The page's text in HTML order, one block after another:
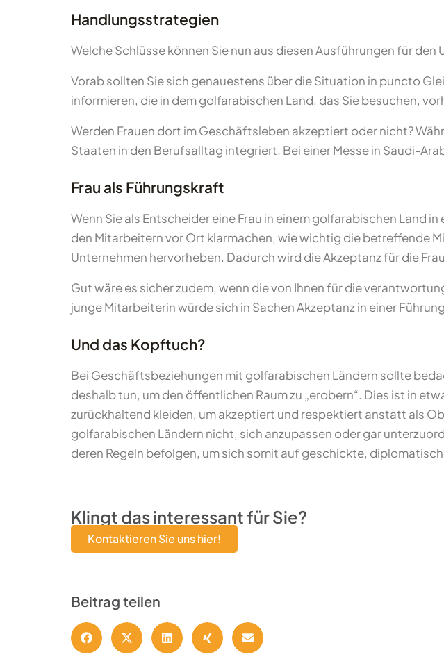
Handlungsstrategien
Welche Schlüsse können Sie nun aus diesen Ausführungen für
Vorab sollten Sie sich genauestens über die Situation in puncto
informieren, die in dem golfarabischen Land, das Sie besuchen,
Werden Frauen dort im Geschäftsleben akzeptiert oder nicht?
Staaten in den Berufsalltag integriert. Bei einer Messe in Saudi-
Frau als Führungskraft
Wenn Sie als Entscheider eine Frau in einem golfarabischen Land
den Mitarbeitern vor Ort klarmachen, wie wichtig die betreffende
Unternehmen hervorheben. Dadurch wird die Akzeptanz für die
Gut wäre es sicher zudem, wenn die von Ihnen für die
junge Mitarbeiterin würde sich in Sachen Akzeptanz in einer
Und das Kopftuch?
Bei Geschäftsbeziehungen mit golfarabischen Ländern sollte
deshalb tun, um den öffentlichen Raum zu „erobern“. Dies ist in
zurückhaltend kleiden, um akzeptiert und respektiert anstatt als
golfarabischen Ländern nicht, sich anzupassen oder gar
deren Regeln befolgen, um sich somit auf geschickte,
Klingt das interessant für Sie?
Kontaktieren Sie uns hier!
Beitrag teilen